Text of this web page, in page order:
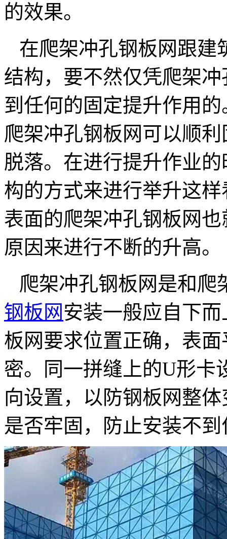
的效果。
在爬架冲孔钢板网跟建
结构，要不然仅凭爬架
到任何的固定提升作用
爬架冲孔钢板网可以顺
脱落。在进行提升作业
构的方式来进行举升这
表面的爬架冲孔钢板网
原因来进行不断的升高。
爬架冲孔钢板网是和爬
钢板网安装一般应自下
板网要求位置正确，表
密。同一拼缝上的U形卡
向设置，以防钢板网整
是否牢固，防止安装不